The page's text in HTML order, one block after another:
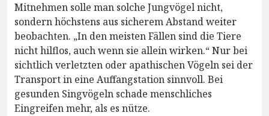
Mitnehmen solle man solche Jungvögel nicht,
sondern höchstens aus sicherem Abstand weiter
beobachten. „In den meisten Fällen sind die Tiere
nicht hilflos, auch wenn sie allein wirken.“ Nur bei
sichtlich verletzten oder apathischen Vögeln sei der
Transport in eine Auffangstation sinnvoll. Bei
gesunden Singvögeln schade menschliches
Eingreifen mehr, als es nütze.